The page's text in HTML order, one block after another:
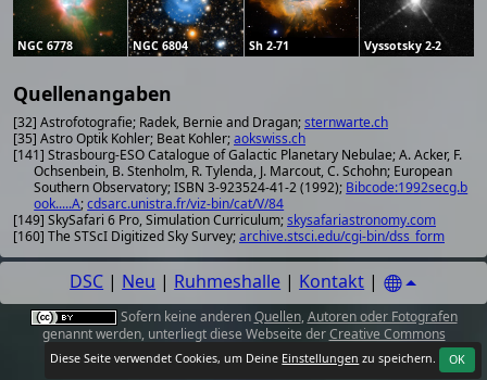
NGC 6778 NGC 6804 Sh 2-71 Vyssotsky 2-2
Quellenangaben
[32] Astrofotografie; Radek, Bernie and Dragan;sternwarte.ch
[35] Astro Optik Kohler; Beat Kohler;aokswiss.ch
[141] Strasbourg-ESO Catalogue of Galactic Planetary Nebulae; A. Acker, F.
Ochsenbein, B. Stenholm, R. Tylenda, J. Marcout, C. Schohn; European
Southern Observatory; ISBN 3-923524-41-2 (1992); Bibcode:1992secg.b
ook.....A;cdsarc.unistra.fr/viz-bin/cat/V/84
[149] SkySafari 6 Pro, Simulation Curriculum;skysafariastronomy.com
[160] The STScI Digitized Sky Survey;archive.stsci.edu/cgi-bin/dss_form
DSC | Neu | Ruhmeshalle | Kontakt |
Sofern keine anderenQuellen,Autoren oder Fotografen
genannt werden, unterliegt diese Webseite derCreative Commons
Attribution 4.0 International License
Diese Seite verwendet Cookies, um Deine Einstellungen zu speichern. OK